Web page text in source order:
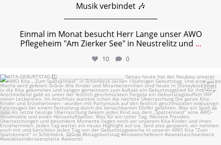
Musik verbindet 🎶
Einmal im Monat besucht Herr Lange unser AWO
Pflegeheim "Am Zierker See" in Neustrelitz und ...
10 0
KITA-GEBURTSTAG 1️⃣...
29 2